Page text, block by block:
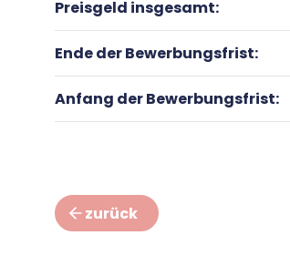
Preisgeld insgesamt:
Ende der Bewerbungsfrist:
Anfang der Bewerbungsfrist:
zurück